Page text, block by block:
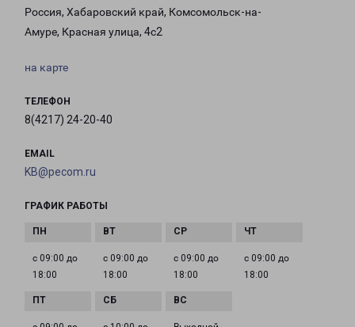
Россия, Хабаровский край, Комсомольск-на-
Амуре, Красная улица, 4с2
на карте
ТЕЛЕФОН
8(4217) 24-20-40
EMAIL
KB@pecom.ru
ГРАФИК РАБОТЫ
с 09:00 до
18:00
с 09:00 до
18:00
с 09:00 до
18:00
с 09:00 до
18:00